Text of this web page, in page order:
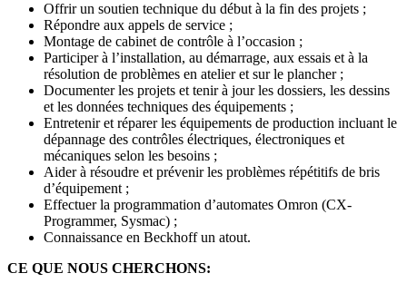
Offrir un soutien technique du début à la fin des projets ;
Répondre aux appels de service ;
Montage de cabinet de contrôle à l’occasion ;
Participer à l’installation, au démarrage, aux essais et à la
résolution de problèmes en atelier et sur le plancher ;
Documenter les projets et tenir à jour les dossiers, les dessins
et les données techniques des équipements ;
Entretenir et réparer les équipements de production incluant le
dépannage des contrôles électriques, électroniques et
mécaniques selon les besoins ;
Aider à résoudre et prévenir les problèmes répétitifs de bris
d’équipement ;
Effectuer la programmation d’automates Omron (CX-
Programmer, Sysmac) ;
Connaissance en Beckhoff un atout.
CE QUE NOUS CHERCHONS: